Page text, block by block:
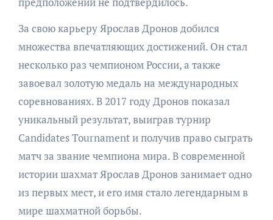
За свою карьеру Ярослав Дронов добился
множества впечатляющих достижений. Он стал
несколько раз чемпионом России, а также
завоевал золотую медаль на международных
соревнованиях. В 2017 году Дронов показал
уникальный результат, выиграв турнир
Candidates Tournament и получив право сыграть
матч за звание чемпиона мира. В современной
истории шахмат Ярослав Дронов занимает одно
из первых мест, и его имя стало легендарным в
мире шахматной борьбы.